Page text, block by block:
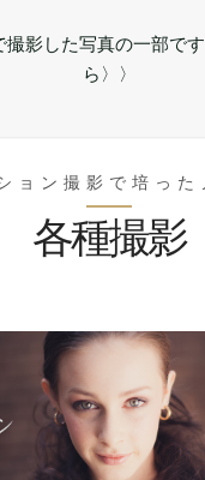
撮影した写真の一部で
ら〉〉
ョン撮影で培った
各種撮影